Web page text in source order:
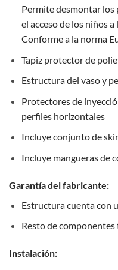
Permite desmontar los
el acceso de los niños
Conforme a la norma
Tapiz protector de
Estructura del vaso y
Protectores de
perfiles horizontales
Incluye conjunto de
Incluye mangueras de
Garantía del fabricante:
Estructura cuenta con
Resto de
Instalación: